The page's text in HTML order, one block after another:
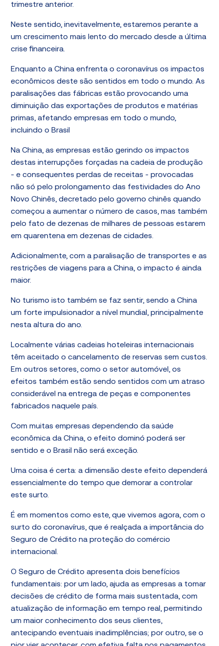
trimestre anterior.
Neste sentido, inevitavelmente, estaremos perante a
um crescimento mais lento do mercado desde a última
crise financeira.
Enquanto a China enfrenta o coronavírus os impactos
econômicos deste são sentidos em todo o mundo. As
paralisações das fábricas estão provocando uma
diminuição das exportações de produtos e matérias
primas, afetando empresas em todo o mundo,
incluindo o Brasil
Na China, as empresas estão gerindo os impactos
destas interrupções forçadas na cadeia de produção
- e consequentes perdas de receitas - provocadas
não só pelo prolongamento das festividades do Ano
Novo Chinês, decretado pelo governo chinês quando
começou a aumentar o número de casos, mas também
pelo fato de dezenas de milhares de pessoas estarem
em quarentena em dezenas de cidades.
Adicionalmente, com a paralisação de transportes e as
restrições de viagens para a China, o impacto é ainda
maior.
No turismo isto também se faz sentir, sendo a China
um forte impulsionador a nível mundial, principalmente
nesta altura do ano.
Localmente várias cadeias hoteleiras internacionais
têm aceitado o cancelamento de reservas sem custos.
Em outros setores, como o setor automóvel, os
efeitos também estão sendo sentidos com um atraso
considerável na entrega de peças e componentes
fabricados naquele país.
Com muitas empresas dependendo da saúde
econômica da China, o efeito dominó poderá ser
sentido e o Brasil não será exceção.
Uma coisa é certa: a dimensão deste efeito dependerá
essencialmente do tempo que demorar a controlar
este surto.
É em momentos como este, que vivemos agora, com o
surto do coronavírus, que é realçada a importância do
Seguro de Crédito na proteção do comércio
internacional.
O Seguro de Crédito apresenta dois benefícios
fundamentais: por um lado, ajuda as empresas a tomar
decisões de crédito de forma mais sustentada, com
atualização de informação em tempo real, permitindo
um maior conhecimento dos seus clientes,
antecipando eventuais inadimplências; por outro, se o